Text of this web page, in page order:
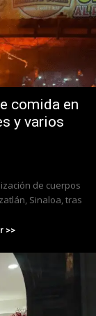
comida en
y varios
de cuerpos
Sinaloa, tras
>>